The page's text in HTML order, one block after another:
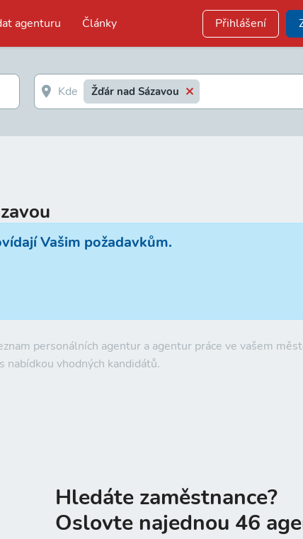
agenturu Články Přihlášení
Žďár nad Sázavou
personálních agentur a agentur práce ve vašem
nabídkou vhodných kandidátů.
Vašim požadavkům.
Hledáte zaměstnance?
Oslovte najednou 46